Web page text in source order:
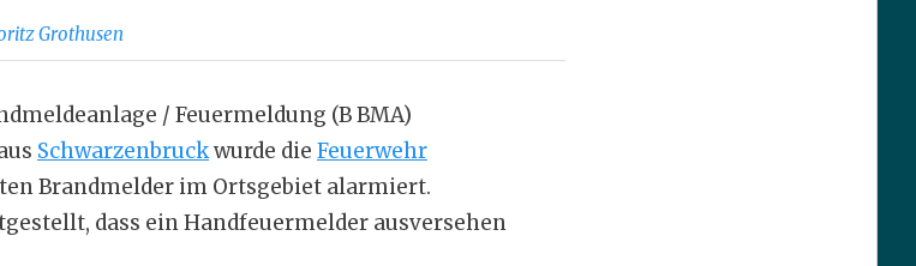
Grothusen
/ Feuermeldung (B BMA)
Schwarzenbruckwurde die Feuerwehr
Brandmelder im Ortsgebiet alarmiert.
dass ein Handfeuermelder ausversehen